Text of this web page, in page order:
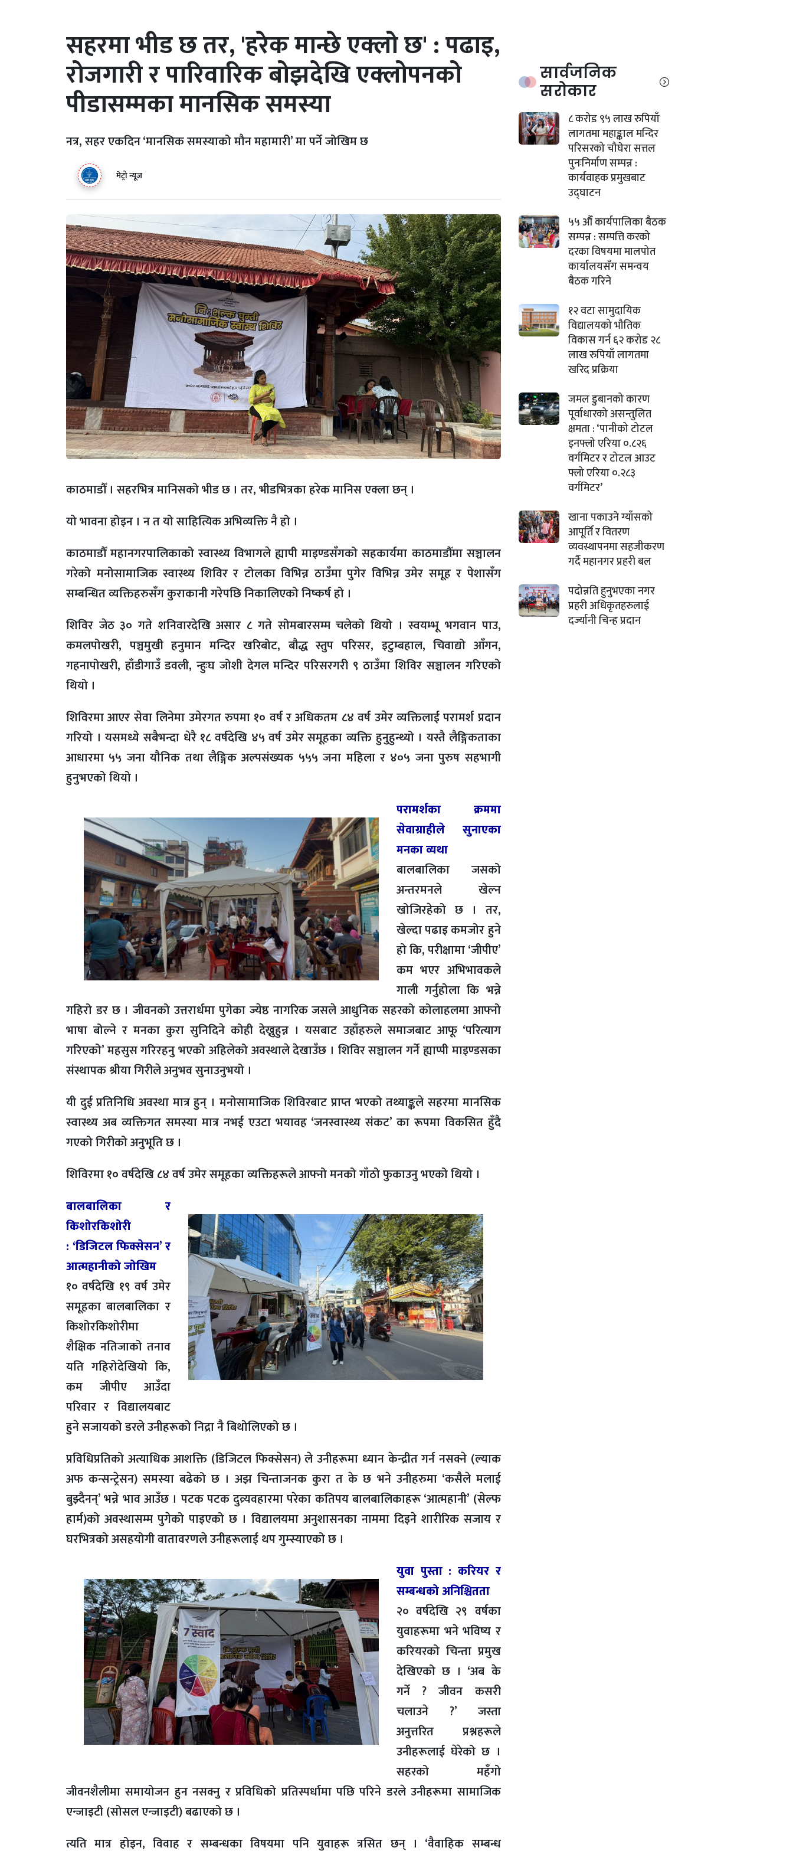
सहरमा भीड छ तर, 'हरेक मान्छे एक्लो छ' : पढाइ,
रोजगारी र पारिवारिक बोझदेखि एक्लोपनको
पीडासम्मका मानसिक समस्या
नत्र, सहर एकदिन ‘मानसिक समस्याको मौन महामारी’ मा पर्ने जोखिम छ
मेट्रो न्यूज
काठमाडौँ । सहरभित्र मानिसको भीड छ । तर, भीडभित्रका हरेक मानिस एक्ला छन् ।
यो भावना होइन । न त यो साहित्यिक अभिव्यक्ति नै हो ।
काठमाडौँ महानगरपालिकाको स्वास्थ्य विभागले ह्यापी माइण्डसँगको सहकार्यमा काठमाडौँमा सञ्चालन
गरेको मनोसामाजिक स्वास्थ्य शिविर र टोलका विभिन्न ठाउँमा पुगेर विभिन्न उमेर समूह र पेशासँग
सम्बन्धित व्यक्तिहरुसँग कुराकानी गरेपछि निकालिएको निष्कर्ष हो ।
शिविर जेठ ३० गते शनिवारदेखि असार ८ गते सोमबारसम्म चलेको थियो । स्वयम्भू भगवान पाउ,
कमलपोखरी, पञ्चमुखी हनुमान मन्दिर खरिबोट, बौद्ध स्तुप परिसर, इटुम्बहाल, चिवाद्यो आँगन,
गहनापोखरी, हाँडीगाउँ डवली, न्हुःघ जोशी देगल मन्दिर परिसरगरी ९ ठाउँमा शिविर सञ्चालन गरिएको
थियो ।
शिविरमा आएर सेवा लिनेमा उमेरगत रुपमा १० वर्ष र अधिकतम ८४ वर्ष उमेर व्यक्तिलाई परामर्श प्रदान
गरियो । यसमध्ये सबैभन्दा धेरै १८ वर्षदेखि ४५ वर्ष उमेर समूहका व्यक्ति हुनुहुन्थ्यो । यस्तै लैङ्गिकताका
आधारमा ५५ जना यौनिक तथा लैङ्गिक अल्पसंख्यक ५५५ जना महिला र ४०५ जना पुरुष सहभागी
हुनुभएको थियो ।
परामर्शका क्रममा
सेवाग्राहीले सुनाएका
मनका व्यथा
बालबालिका जसको
अन्तरमनले खेल्न
खोजिरहेको छ । तर,
खेल्दा पढाइ कमजोर हुने
हो कि, परीक्षामा ‘जीपीए’
कम भएर अभिभावकले
गाली गर्नुहोला कि भन्ने
गहिरो डर छ । जीवनको उत्तरार्धमा पुगेका ज्येष्ठ नागरिक जसले आधुनिक सहरको कोलाहलमा आफ्नो
भाषा बोल्ने र मनका कुरा सुनिदिने कोही देख्नुहुन्न । यसबाट उहाँहरुले समाजबाट आफू ‘परित्याग
गरिएको’ महसुस गरिरहनु भएको अहिलेको अवस्थाले देखाउँछ । शिविर सञ्चालन गर्ने ह्याप्पी माइण्डसका
संस्थापक श्रीया गिरीले अनुभव सुनाउनुभयो ।
यी दुई प्रतिनिधि अवस्था मात्र हुन् । मनोसामाजिक शिविरबाट प्राप्त भएको तथ्याङ्कले सहरमा मानसिक
स्वास्थ्य अब व्यक्तिगत समस्या मात्र नभई एउटा भयावह ‘जनस्वास्थ्य संकट’ का रूपमा विकसित हुँदै
गएको गिरीको अनुभूति छ ।
शिविरमा १० वर्षदेखि ८४ वर्ष उमेर समूहका व्यक्तिहरूले आफ्नो मनको गाँठो फुकाउनु भएको थियो ।
बालबालिका र
किशोरकिशोरी
: ‘डिजिटल फिक्सेसन’ र
आत्महानीको जोखिम
१० वर्षदेखि १९ वर्ष उमेर
समूहका बालबालिका र
किशोरकिशोरीमा
शैक्षिक नतिजाको तनाव
यति गहिरोदेखियो कि,
कम जीपीए आउँदा
परिवार र विद्यालयबाट
हुने सजायको डरले उनीहरूको निद्रा नै बिथोलिएको छ ।
प्रविधिप्रतिको अत्याधिक आशक्ति (डिजिटल फिक्सेसन) ले उनीहरूमा ध्यान केन्द्रीत गर्न नसक्ने (ल्याक
अफ कन्सन्ट्रेसन) समस्या बढेको छ । अझ चिन्ताजनक कुरा त के छ भने उनीहरुमा ‘कसैले मलाई
बुझ्दैनन्’ भन्ने भाव आउँछ । पटक पटक दुव्र्यवहारमा परेका कतिपय बालबालिकाहरू ‘आत्महानी’ (सेल्फ
हार्म)को अवस्थासम्म पुगेको पाइएको छ । विद्यालयमा अनुशासनका नाममा दिइने शारीरिक सजाय र
घरभित्रको असहयोगी वातावरणले उनीहरूलाई थप गुम्स्याएको छ ।
युवा पुस्ता : करियर र
सम्बन्धको अनिश्चितता
२० वर्षदेखि २९ वर्षका
युवाहरूमा भने भविष्य र
करियरको चिन्ता प्रमुख
देखिएको छ । ‘अब के
गर्ने ? जीवन कसरी
चलाउने ?’ जस्ता
अनुत्तरित प्रश्नहरूले
उनीहरूलाई घेरेको छ ।
सहरको महँगो
जीवनशैलीमा समायोजन हुन नसक्नु र प्रविधिको प्रतिस्पर्धामा पछि परिने डरले उनीहरूमा सामाजिक
एन्जाइटी (सोसल एन्जाइटी) बढाएको छ ।
त्यति मात्र होइन, विवाह र सम्बन्धका विषयमा पनि युवाहरू त्रसित छन् । ‘वैवाहिक सम्बन्ध
सार्वजनिक
सरोकार
८ करोड ९५ लाख रुपियाँ
लागतमा महाङ्काल मन्दिर
परिसरको चौघेरा सत्तल
पुनःनिर्माण सम्पन्न :
कार्यवाहक प्रमुखबाट
उद्घाटन
५५ औँ कार्यपालिका बैठक
सम्पन्न : सम्पत्ति करको
दरका विषयमा मालपोत
कार्यालयसँग समन्वय
बैठक गरिने
१२ वटा सामुदायिक
विद्यालयको भौतिक
विकास गर्न ६२ करोड २८
लाख रुपियाँ लागतमा
खरिद प्रक्रिया
जमल डुबानको कारण
पूर्वाधारको असन्तुलित
क्षमता : ‘पानीको टोटल
इनफ्लो एरिया ०.८२६
वर्गमिटर र टोटल आउट
फ्लो एरिया ०.२८३
वर्गमिटर’
खाना पकाउने ग्याँसको
आपूर्ति र वितरण
व्यवस्थापनमा सहजीकरण
गर्दै महानगर प्रहरी बल
पदोन्नति हुनुभएका नगर
प्रहरी अधिकृतहरुलाई
दर्ज्यानी चिन्ह प्रदान